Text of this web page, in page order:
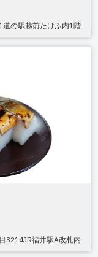
道の駅越前たけふ内1階
3214JR福井駅A改札内